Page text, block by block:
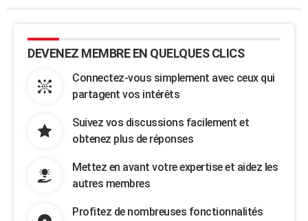
DEVENEZ MEMBRE EN QUELQUES CLICS
Connectez-vous simplement avec ceux qui
partagent vos intérêts
Suivez vos discussions facilement et
obtenez plus de réponses
Mettez en avant votre expertise et aidez les
autres membres
Profitez de nombreuses fonctionnalités